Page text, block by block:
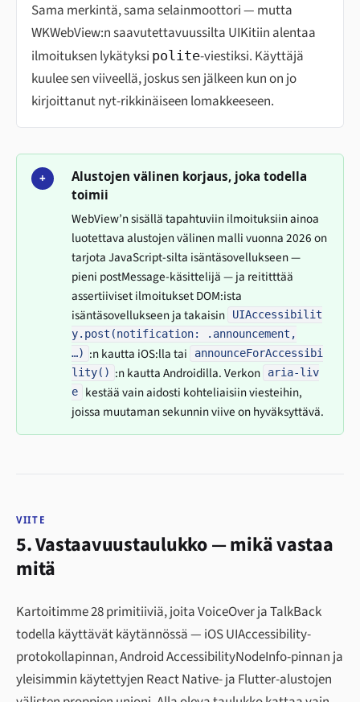
Sama merkintä, sama selainmoottori — mutta
WKWebView:n saavutettavuussilta UIKitiin alentaa
ilmoituksen lykätyksi polite-viestiksi. Käyttäjä
kuulee sen viiveellä, joskus sen jälkeen kun on jo
kirjoittanut nyt-rikkinäiseen lomakkeeseen.
+
Alustojen välinen korjaus, joka todella
toimii
WebView’n sisällä tapahtuviin ilmoituksiin ainoa
luotettava alustojen välinen malli vuonna 2026 on
tarjota JavaScript-silta isäntäsovellukseen —
pieni postMessage-käsittelijä — ja reititttää
assertiiviset ilmoitukset DOM:ista
isäntäsovellukseen ja takaisin
UIAccessibilit
y.post(notification: .announcement,
…) :n kautta iOS:lla tai
announceForAccessibi
lity() :n kautta Androidilla. Verkon
aria-liv
e
kestää vain aidosti kohteliaisiin viesteihin,
joissa muutaman sekunnin viive on hyväksyttävä.
VIITE
5. Vastaavuustaulukko — mikä vastaa
mitä
Kartoitimme 28 primitiiviä, joita VoiceOver ja TalkBack
todella käyttävät käytännössä — iOS UIAccessibility-
protokollapinnan, Android AccessibilityNodeInfo-pinnan ja
yleisimmin käytettyjen React Native- ja Flutter-alustojen